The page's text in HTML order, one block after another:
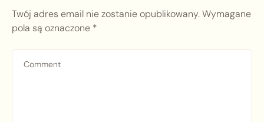
Twój adres email nie zostanie opublikowany.Wymagane
pola są oznaczone *